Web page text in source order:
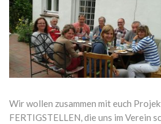
Wir wollen zusammen mit euch
FERTIGSTELLEN, die uns im Verein